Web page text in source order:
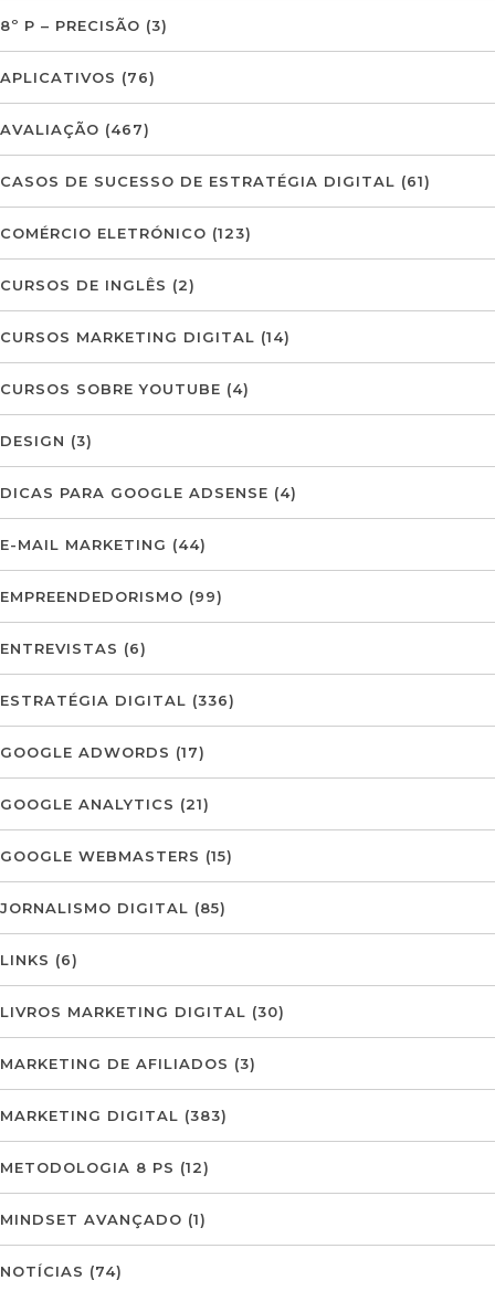
8º P – PRECISÃO (3)
APLICATIVOS (76)
AVALIAÇÃO (467)
CASOS DE SUCESSO DE ESTRATÉGIA DIGITAL (61)
COMÉRCIO ELETRÓNICO (123)
CURSOS DE INGLÊS (2)
CURSOS MARKETING DIGITAL (14)
CURSOS SOBRE YOUTUBE (4)
DESIGN (3)
DICAS PARA GOOGLE ADSENSE (4)
E-MAIL MARKETING (44)
EMPREENDEDORISMO (99)
ENTREVISTAS (6)
ESTRATÉGIA DIGITAL (336)
GOOGLE ADWORDS (17)
GOOGLE ANALYTICS (21)
GOOGLE WEBMASTERS (15)
JORNALISMO DIGITAL (85)
LINKS (6)
LIVROS MARKETING DIGITAL (30)
MARKETING DE AFILIADOS (3)
MARKETING DIGITAL (383)
METODOLOGIA 8 PS (12)
MINDSET AVANÇADO (1)
NOTÍCIAS (74)